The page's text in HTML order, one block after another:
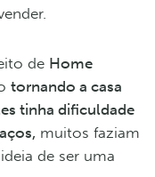
de Home
tornando a casa
tinha dificuldade
muitos faziam
de ser uma